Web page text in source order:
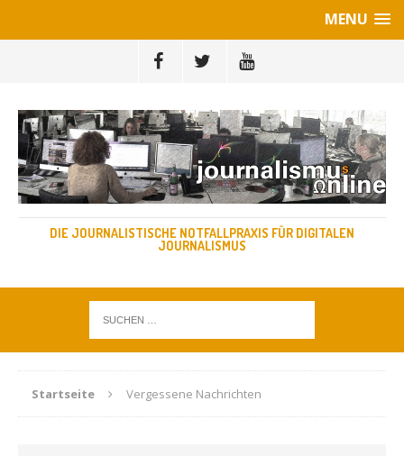
MENU
DIE JOURNALISTISCHE NOTFALLPRAXIS FÜR DIGITALEN
JOURNALISMUS
Startseite Vergessene Nachrichten